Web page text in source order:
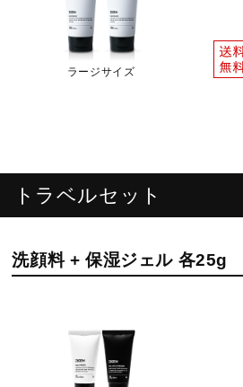
ラージサイズ
トラベルセット
洗顔料 + 保湿ジェル 各25g